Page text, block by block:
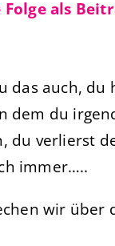
als
das auch,
dem du
du verlierst
immer…..
wir